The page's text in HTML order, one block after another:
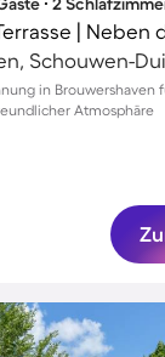
in Brouwershaven
Atmosphäre